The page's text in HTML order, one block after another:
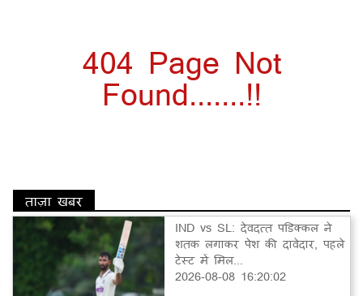
404 Page Not
Found.......!!
ताज़ा खबर
IND vs SL: देवदत्त पडिक्कल ने
शतक लगाकर पेश की दावेदार, पहले
टेस्ट में मिल...
2026-08-08 16:20:02